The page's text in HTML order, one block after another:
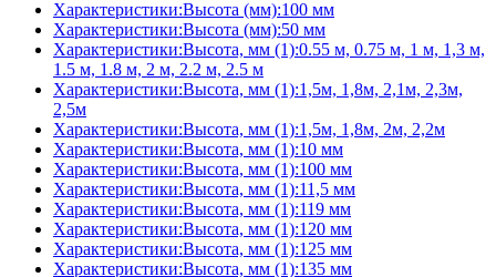
Характеристики:Высота (мм):100 мм
Характеристики:Высота (мм):50 мм
Характеристики:Высота, мм (1):0.55 м, 0.75 м, 1 м, 1,3 м,
1.5 м, 1.8 м, 2 м, 2.2 м, 2.5 м
Характеристики:Высота, мм (1):1,5м, 1,8м, 2,1м, 2,3м,
2,5м
Характеристики:Высота, мм (1):1,5м, 1,8м, 2м, 2,2м
Характеристики:Высота, мм (1):10 мм
Характеристики:Высота, мм (1):100 мм
Характеристики:Высота, мм (1):11,5 мм
Характеристики:Высота, мм (1):119 мм
Характеристики:Высота, мм (1):120 мм
Характеристики:Высота, мм (1):125 мм
Характеристики:Высота, мм (1):135 мм